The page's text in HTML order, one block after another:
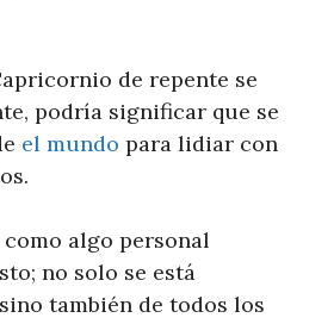
de repente se
podría significar que se
el mundo para lidiar con
algo personal
no solo se está
también de todos los